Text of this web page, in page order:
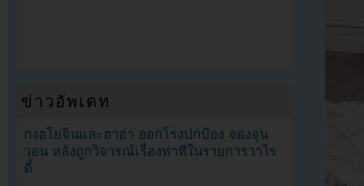
ข่าวอัพเดท
กงฮโยจินและฮาฮ่า ออกโรงปกป้อง จองจุน
วอน หลังถูกวิจารณ์เรื่องท่าทีในรายการวาไร
ตี้